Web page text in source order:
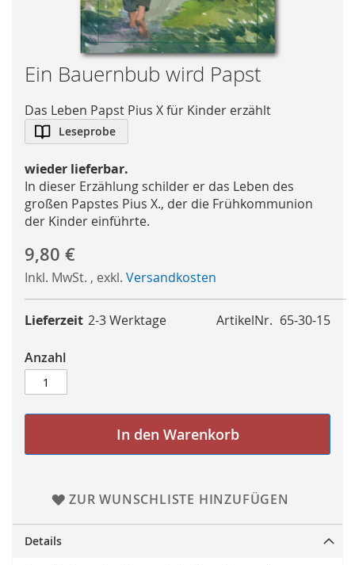
Skip
to
the
beginning
of
images
gallery
Ein Bauernbub wird Papst
Das Leben Papst Pius X für Kinder erzählt
Leseprobe
wieder lieferbar.
In dieser Erzählung schilder er das Leben des
großen Papstes Pius X., der die Frühkommunion
der Kinder einführte.
9,80 €
Inkl. MwSt. , exkl. Versandkosten
ArtikelNr. 65-30-15
Lieferzeit 2-3 Werktage
Anzahl
In den Warenkorb
ZUR WUNSCHLISTE HINZUFÜGEN
Details